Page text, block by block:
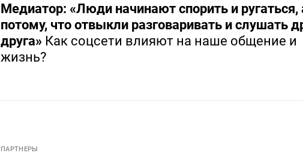
Медиатор: «Люди начинают спорить и ругаться,
потому, что отвыкли разговаривать и слушать
друга» Как соцсети влияют на наше общение и
жизнь?
ПАРТНЕРЫ